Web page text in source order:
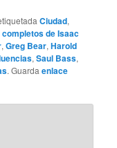
Ciudad,
de Isaac
,Greg Bear,Harold
,Saul Bass,
. Guardaenlace